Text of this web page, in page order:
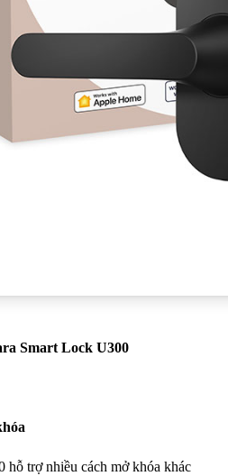
Smart Lock U300
hỗ trợ nhiều cách mở khóa khác